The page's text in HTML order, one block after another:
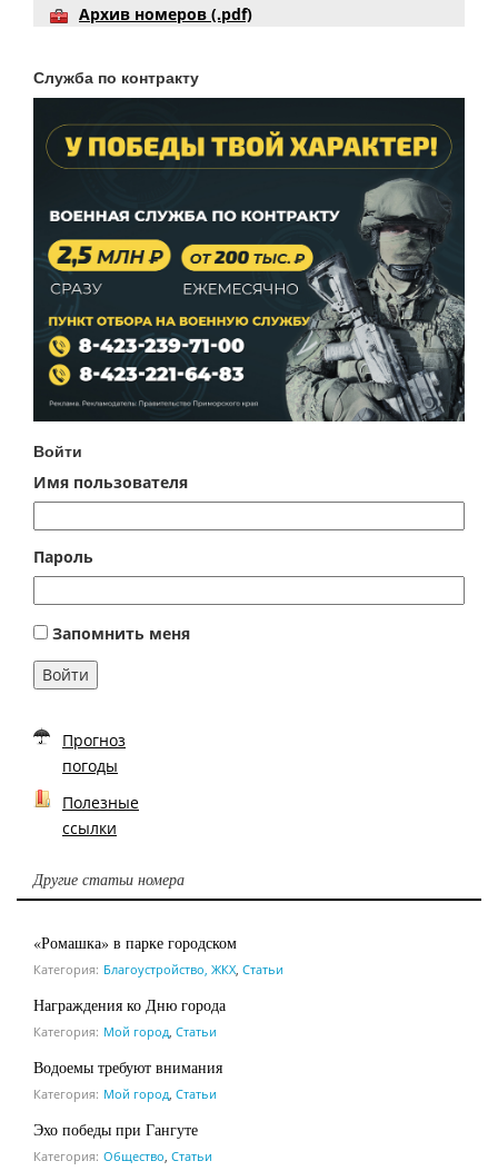
Архив номеров (.pdf)
Служба по контракту
Войти
Имя пользователя
Пароль
Запомнить меня
Войти
Прогноз
погоды
Полезные
ссылки
Другие статьи номера
«Ромашка» в парке городском
Категория: Благоустройство, ЖКХ, Статьи
Награждения ко Дню города
Категория: Мой город, Статьи
Водоемы требуют внимания
Категория: Мой город, Статьи
Эхо победы при Гангуте
Категория: Общество, Статьи